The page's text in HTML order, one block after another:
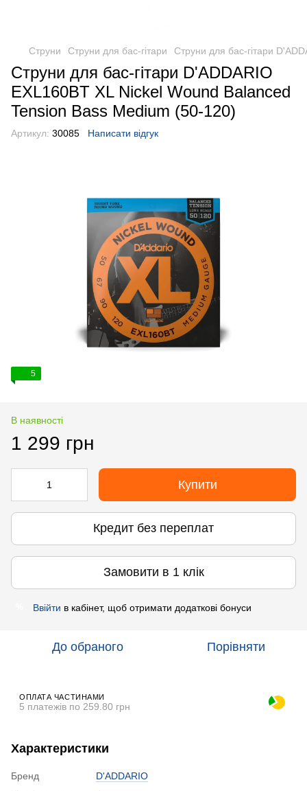
Струни Струни для бас-гітари Струни для бас-гітари
Струни для бас-гітари D'ADDARIO
EXL160BT XL Nickel Wound Balanced
Tension Bass Medium (50-120)
Артикул: 30085 Написати відгук
5
В наявності
1 299 грн
Купити
Кредит без переплат
Замовити в 1 клік
Ввійти в кабінет, щоб отримати додаткові бонуси
До обраного Порівняти
ОПЛАТА ЧАСТИНАМИ
5 платежів по 259.80 грн
Характеристики
Бренд
D'ADDARIO